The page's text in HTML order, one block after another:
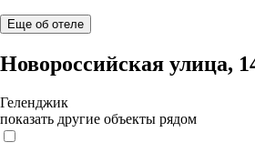
Еще об отеле
Новороссийская улица,
Геленджик
показать другие объекты рядом